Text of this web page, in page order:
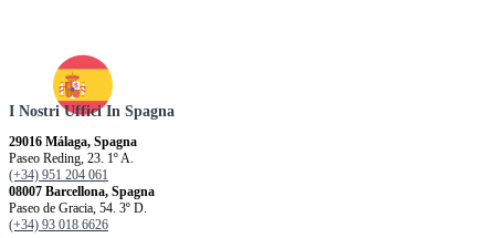
I Nostri Uffici In Spagna
29016 Málaga, Spagna
Paseo Reding, 23. 1º A.
(+34) 951 204 061
08007 Barcellona, ​​Spagna
Paseo de Gracia, 54. 3º D.
(+34) 93 018 6626